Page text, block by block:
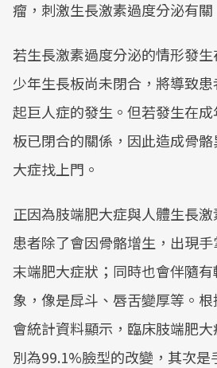
瘤，刺激生長激素過度分泌有關
若生長激素過度分泌的情形發
少年生長板尚未閉合，將導致
起巨人症的發生。但若發生在
板已閉合的關係，因此造成骨
大症找上門。
正因為肢端肥大症與人體生長
患者除了會因骨骼增生，出現
末端肥大症狀；同時也會伴隨
象，像是戽斗、唇舌變厚等。
會統計資料顯示，臨床肢端肥
別為99.1%臉型的改變，其次是